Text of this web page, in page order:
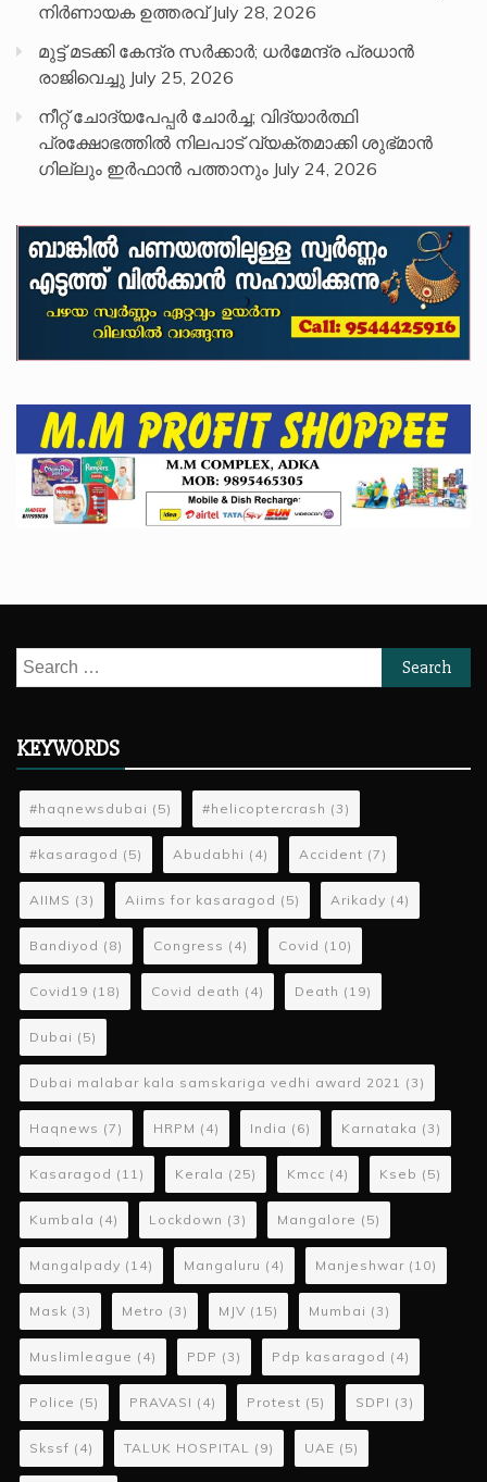
നിർണായക ഉത്തരവ് July 28, 2026
മുട്ട് മടക്കി കേന്ദ്ര സർക്കാർ; ധർമേന്ദ്ര പ്രധാൻ
രാജിവെച്ചു July 25, 2026
നീറ്റ് ചോദ്യപേപ്പര്‍ ചോര്‍ച്ച; വിദ്യാർത്ഥി
പ്രക്ഷോഭത്തിൽ നിലപാട് വ്യക്തമാക്കി ശുഭ്മാൻ
ഗില്ലും ഇർഫാൻ പത്താനും July 24, 2026
Search
for:
KEYWORDS
#haqnewsdubai (5) #helicoptercrash (3)
#kasaragod (5) Abudabhi (4) Accident (7)
AIIMS (3) Aiims for kasaragod (5) Arikady (4)
Bandiyod (8) Congress (4) Covid (10)
Covid19 (18) Covid death (4) Death (19)
Dubai (5)
Dubai malabar kala samskariga vedhi award 2021 (3)
Haqnews (7) HRPM (4) India (6) Karnataka (3)
Kasaragod (11) Kerala (25) Kmcc (4) Kseb (5)
Kumbala (4) Lockdown (3) Mangalore (5)
Mangalpady (14) Mangaluru (4) Manjeshwar (10)
Mask (3) Metro (3) MJV (15) Mumbai (3)
Muslimleague (4) PDP (3) Pdp kasaragod (4)
Police (5) PRAVASI (4) Protest (5) SDPI (3)
Skssf (4) TALUK HOSPITAL (9) UAE (5)